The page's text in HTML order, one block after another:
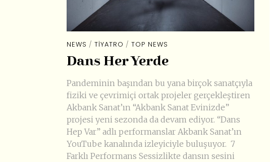
NEWS / TIYATRO / TOP NEWS
Dans Her Yerde
Pandeminin başından bu yana birçok sanatçıyla
fiziki ve çevrimiçi ortak projeler gerçekleştiren
Akbank Sanat’ın “Akbank Sanat Evinizde”
projesi yeni sezonda da devam ediyor. “Dans
Hep Var” adlı performanslar Akbank Sanat’ın
YouTube kanalında izleyiciyle buluşuyor. 7
Farklı Performans Sessizlikte dansın sesini